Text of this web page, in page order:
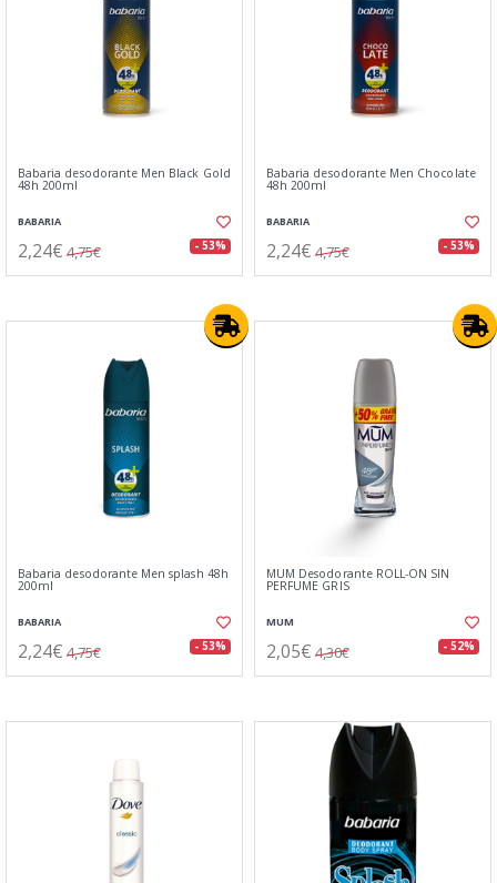
Babaria desodorante Men Black Gold
48h 200ml
BABARIA
2,24€ 4,75€ - 53%
Babaria desodorante Men Chocolate
48h 200ml
BABARIA
2,24€ 4,75€ - 53%
Babaria desodorante Men splash 48h
200ml
BABARIA
2,24€ 4,75€ - 53%
MUM Desodorante ROLL-ON SIN
PERFUME GRIS
MUM
2,05€ 4,30€ - 52%